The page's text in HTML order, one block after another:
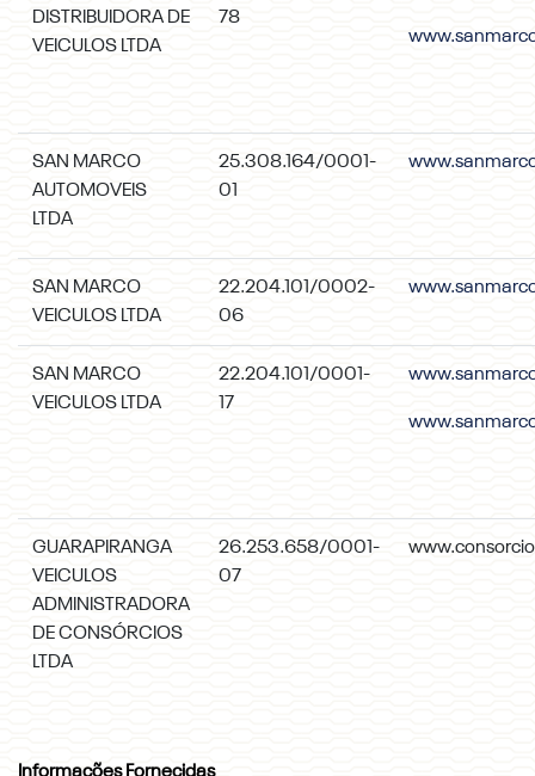
DISTRIBUIDORA DE
VEICULOS LTDA
78
SAN MARCO
AUTOMOVEIS
LTDA
25.308.164/0001-
01
SAN MARCO
VEICULOS LTDA
22.204.101/0002-
06
SAN MARCO
VEICULOS LTDA
22.204.101/0001-
17
GUARAPIRANGA
VEICULOS
ADMINISTRADORA
DE CONSÓRCIOS
LTDA
26.253.658/0001-
07